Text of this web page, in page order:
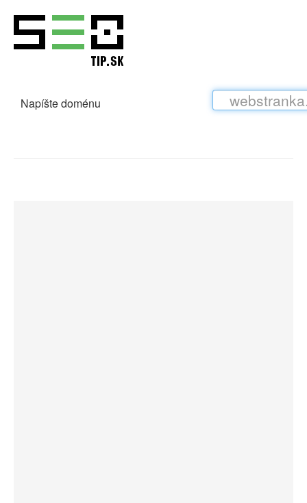
Napíšte doménu